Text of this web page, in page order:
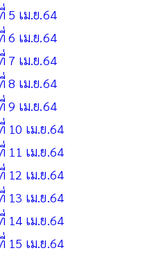
5 เม.ย.64
6 เม.ย.64
7 เม.ย.64
8 เม.ย.64
9 เม.ย.64
10 เม.ย.64
11 เม.ย.64
12 เม.ย.64
13 เม.ย.64
14 เม.ย.64
15 เม.ย.64